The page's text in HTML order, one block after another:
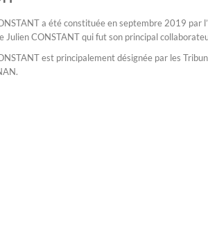
a été constituée en septembre 2019
CONSTANT qui fut son principal
est principalement désignée par les